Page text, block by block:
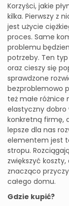
Korzyści, jakie
kilka. Pierwszy z
jest użycie
proces. Same
problemu
potrzeby. Ten
oraz cieszy się
sprawdzone
bezproblemowo
też małe
elastyczny dobro
konkretną firmę,
lepsze dla nas
elementem jest
stropu.
zwiększyć
znacząco
całego domu.
Gdzie kupić?